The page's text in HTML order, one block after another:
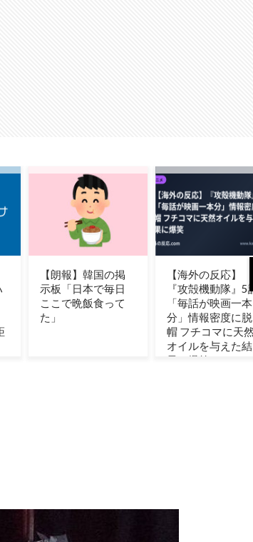
【海外の反応】
『攻殻機動隊』5話
「毎話が映画一本
分」情報密度に脱
海外「救急外来の
受付で自分の名前
が言えなかった」
人生で一番痛かっ
たものを聞いた結
果…